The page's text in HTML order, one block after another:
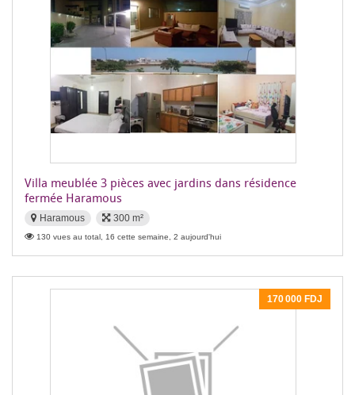
Villa meublée 3 pièces avec jardins dans résidence
fermée Haramous
Haramous 300 m²
130 vues au total, 16 cette semaine, 2 aujourd'hui
170 000 FDJ